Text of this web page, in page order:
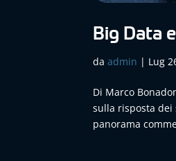
Big Data
daadmin | Lug
Di Marco
sulla risposta dei
panorama